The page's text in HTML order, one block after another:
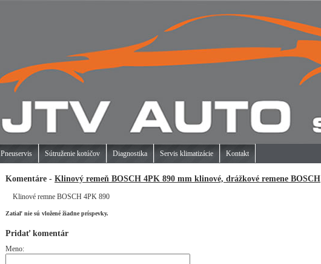
Pneuservis Sútruženie kotúčov Diagnostika Servis klimatizácie Kontakt
Komentáre - Klinový remeň BOSCH 4PK 890 mm klinové, drážkové remene BOSCH
Klinové remne BOSCH 4PK 890
Zatiaľ nie sú vložené žiadne príspevky.
Pridať komentár
Meno: